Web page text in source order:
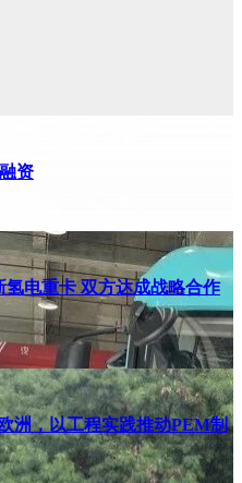
资
电重卡 双方达成战略合作
洲，以工程实践推动PEM制